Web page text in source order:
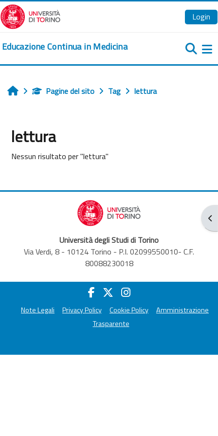
Vai al contenuto principale
Login
Educazione Continua in Medicina
HomePagine del sito Tag lettura
lettura
Nessun risultato per "lettura"
Università degli Studi di Torino
Via Verdi, 8 - 10124 Torino - P.I. 02099550010- C.F.
80088230018
Note Legali Privacy Policy Cookie Policy
Amministrazione
Trasparente